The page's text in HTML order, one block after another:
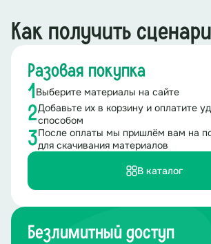
Как получить
Разовая покупка
1 Выберите материалы на сайте
2Добавьте их в корзину и оплатите
способом
3После оплаты мы пришлём вам на
для скачивания материалов
В каталог
Безлимитный доступ